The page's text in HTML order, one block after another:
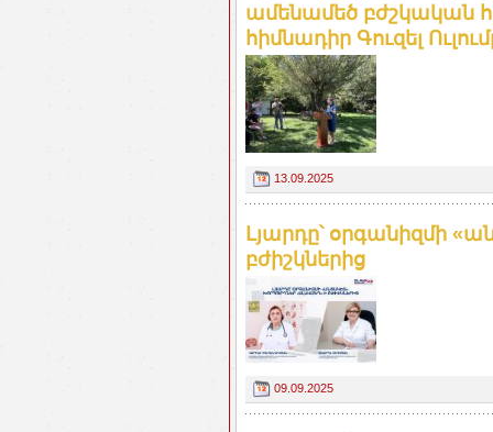
ամենամեծ բժշկական
հիմնադիր Գուզել
13.09.2025
Լյարդը՝ օրգանիզմի
բժիշկներից
09.09.2025